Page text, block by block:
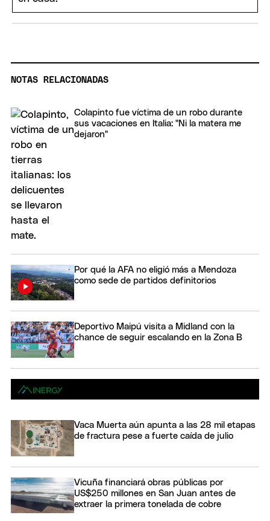
NOTAS RELACIONADAS
Colapinto fue víctima de un robo durante
sus vacaciones en Italia: "Ni la matera me
dejaron"
Por qué la AFA no eligió más a Mendoza
como sede de partidos definitorios
Deportivo Maipú visita a Midland con la
chance de seguir escalando en la Zona B
Vaca Muerta aún apunta a las 28 mil etapas
de fractura pese a fuerte caída de julio
Vicuña financiará obras públicas por
US$250 millones en San Juan antes de
extraer la primera tonelada de cobre